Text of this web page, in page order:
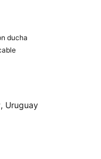
ducha
Uruguay